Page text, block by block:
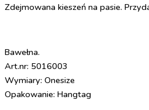
Zdejmowana kieszeń na pasie.
Bawełna.
Art.nr: 5016003
Wymiary: Onesize
Opakowanie: Hangtag